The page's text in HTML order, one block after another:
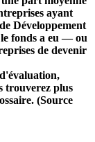
ayant
Développement
fonds a eu — ou
de devenir
trouverez plus
(Source